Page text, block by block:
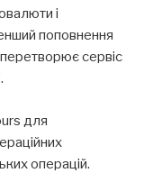
і
поповнення
сервіс
для
операцій.